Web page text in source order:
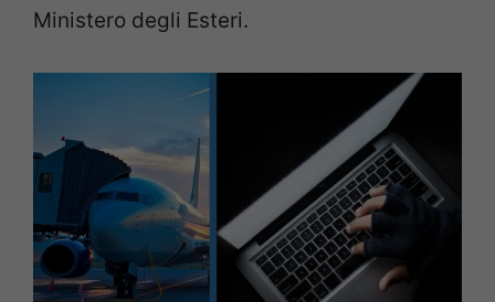
Ministero degli Esteri.